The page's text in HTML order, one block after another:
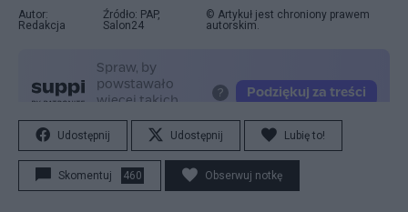
Autor:
Redakcja
Źródło: PAP,
Salon24
© Artykuł jest chroniony prawem
autorskim.
Udostępnij Udostępnij Lubię to!
Skomentuj 460 Obserwuj notkę